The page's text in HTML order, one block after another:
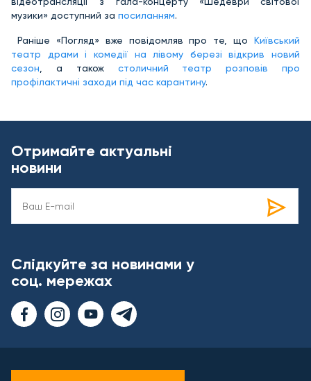
музики» доступний за посиланням.
Раніше «Погляд» вже повідомляв про те, що Київський
театр драми і комедії на лівому березі відкрив новий
сезон , а також столичний театр розповів про
профілактичні заходи під час карантину.
Отримайте актуальні
новини
Слідкуйте за новинами у
соц. мережах